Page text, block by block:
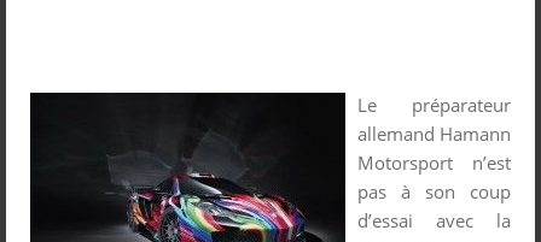
Le préparateur
allemand Hamann
Motorsport n’est
pas à son coup
d’essai avec la